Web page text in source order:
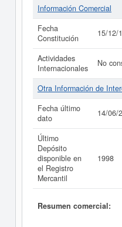
Información Comercial
Fecha
Constitución
15/12/
Actividades
Internacionales
No
Otra Información de
Fecha último
dato
14/06/
Último
Depósito
disponible en
el Registro
Mercantil
1998
Resumen comercial: